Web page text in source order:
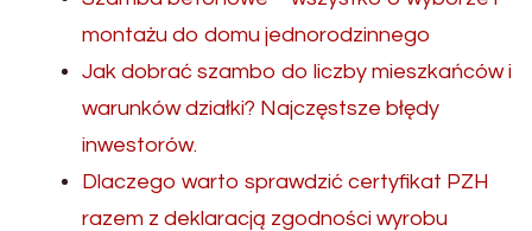
montażu do domu jednorodzinnego
Jak dobrać szambo do liczby mieszkańców i
warunków działki? Najczęstsze błędy
inwestorów.
Dlaczego warto sprawdzić certyfikat PZH
razem z deklaracją zgodności wyrobu